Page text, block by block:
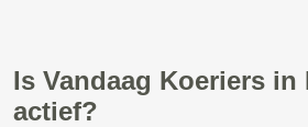
Is Vandaag Koeriers in
actief?